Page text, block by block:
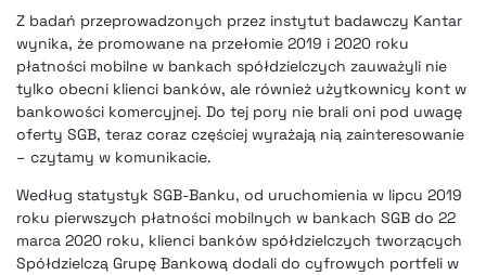
Z badań przeprowadzonych przez instytut badawczy Kantar
wynika, że promowane na przełomie 2019 i 2020 roku
płatności mobilne w bankach spółdzielczych zauważyli nie
tylko obecni klienci banków, ale również użytkownicy kont w
bankowości komercyjnej. Do tej pory nie brali oni pod uwagę
oferty SGB, teraz coraz częściej wyrażają nią zainteresowanie
– czytamy w komunikacie.
Według statystyk SGB-Banku, od uruchomienia w lipcu 2019
roku pierwszych płatności mobilnych w bankach SGB do 22
marca 2020 roku, klienci banków spółdzielczych tworzących
Spółdzielczą Grupę Bankową dodali do cyfrowych portfeli w